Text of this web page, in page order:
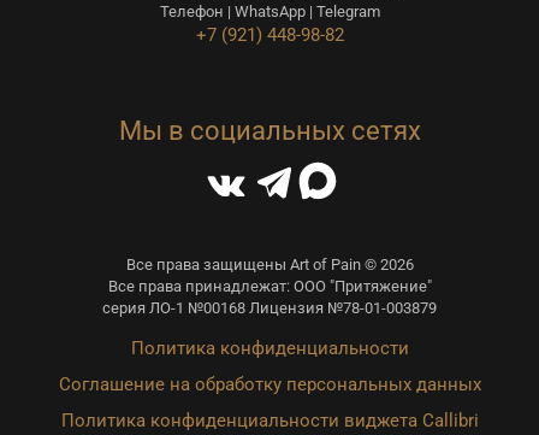
Телефон | WhatsApp | Telegram
+7 (921) 448-98-82
Мы в социальных сетях
Все права защищены Art of Pain © 2026
Все права принадлежат: ООО "Притяжение"
серия ЛО-1 №00168 Лицензия №78-01-003879
Политика конфиденциальности
Соглашение на обработку персональных данных
Политика конфиденциальности виджета Callibri